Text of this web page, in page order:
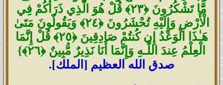
مَّا تَشْكُرُونَ ﴿٢٣﴾ قُلْ هُوَ الَّذِي ذَرَأَكُمْ فِي
الْأَرْضِ وَإِلَيْهِ تُحْشَرُونَ﴿٢٤﴾ وَيَقُولُونَ مَتَىٰ
هَـٰذَا الْوَعْدُ إِن كُنتُمْ صَادِقِينَ﴿٢٥﴾قُلْ إِنَّمَا
الْعِلْمُ عِندَ اللَّـهِ وَإِنَّمَا أَنَا نَذِيرٌ مُّبِينٌ ﴿٢٦﴾}
صدق الله العظيم [الملك].